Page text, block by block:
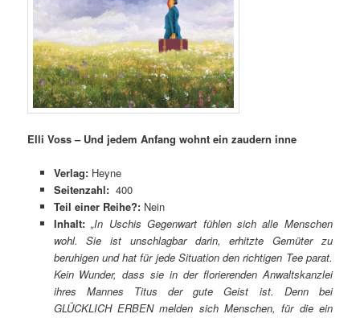
Elli Voss – Und jedem Anfang wohnt ein zaudern inne
Verlag: Heyne
Seitenzahl:400
Teil einer Reihe?:Nein
Inhalt:„In Uschis Gegenwart fühlen sich alle Menschen
wohl. Sie ist unschlagbar darin, erhitzte Gemüter zu
beruhigen und hat für jede Situation den richtigen Tee parat.
Kein Wunder, dass sie in der florierenden Anwaltskanzlei
ihres Mannes Titus der gute Geist ist. Denn bei
GLÜCKLICH ERBEN melden sich Menschen, für die ein